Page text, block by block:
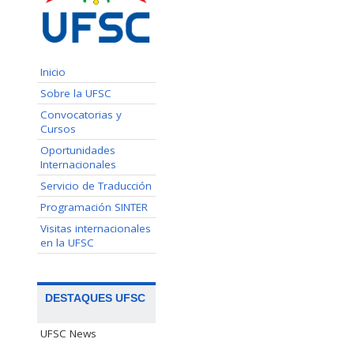
Inicio
Sobre la UFSC
Convocatorias y
Cursos
Oportunidades
Internacionales
Servicio de Traducción
Programación SINTER
Visitas internacionales
en la UFSC
DESTAQUES UFSC
UFSC News